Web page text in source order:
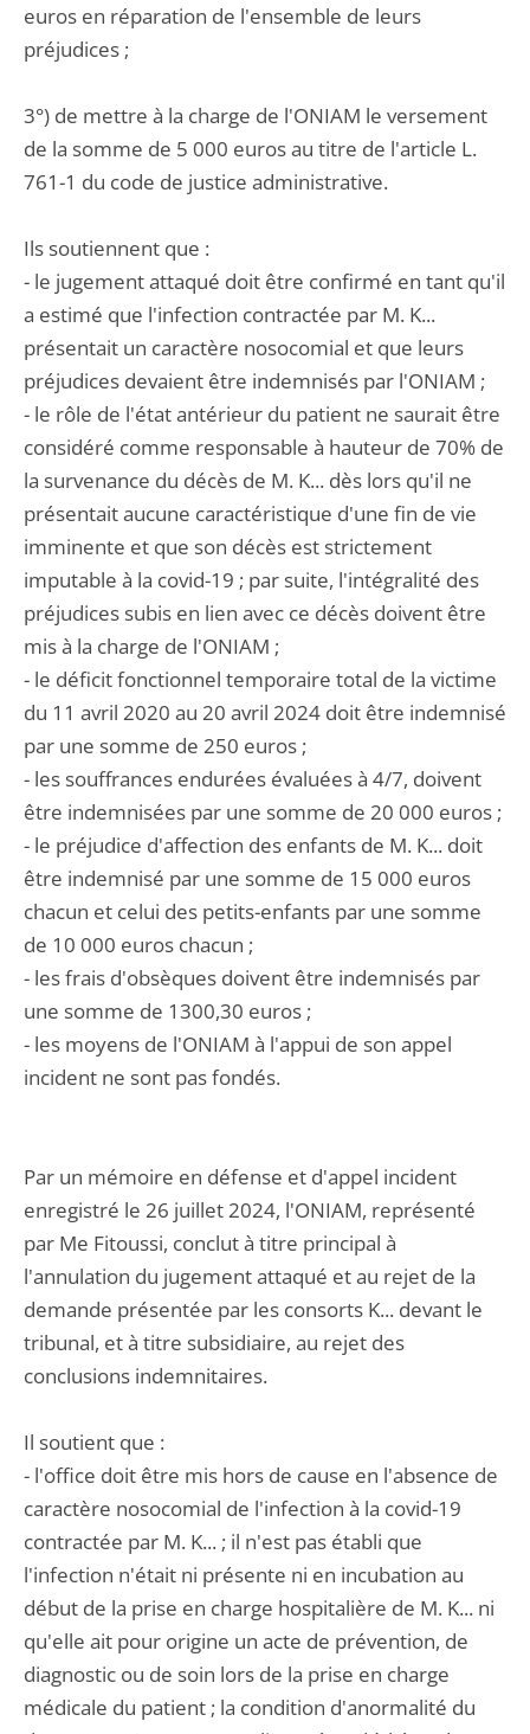
euros en réparation de l'ensemble de leurs
préjudices ;
3°) de mettre à la charge de l'ONIAM le versement
de la somme de 5 000 euros au titre de l'article L.
761-1 du code de justice administrative.
Ils soutiennent que :
- le jugement attaqué doit être confirmé en tant qu'il
a estimé que l'infection contractée par M. K...
présentait un caractère nosocomial et que leurs
préjudices devaient être indemnisés par l'ONIAM ;
- le rôle de l'état antérieur du patient ne saurait être
considéré comme responsable à hauteur de 70% de
la survenance du décès de M. K... dès lors qu'il ne
présentait aucune caractéristique d'une fin de vie
imminente et que son décès est strictement
imputable à la covid-19 ; par suite, l'intégralité des
préjudices subis en lien avec ce décès doivent être
mis à la charge de l'ONIAM ;
- le déficit fonctionnel temporaire total de la victime
du 11 avril 2020 au 20 avril 2024 doit être indemnisé
par une somme de 250 euros ;
- les souffrances endurées évaluées à 4/7, doivent
être indemnisées par une somme de 20 000 euros ;
- le préjudice d'affection des enfants de M. K... doit
être indemnisé par une somme de 15 000 euros
chacun et celui des petits-enfants par une somme
de 10 000 euros chacun ;
- les frais d'obsèques doivent être indemnisés par
une somme de 1300,30 euros ;
- les moyens de l'ONIAM à l'appui de son appel
incident ne sont pas fondés.
Par un mémoire en défense et d'appel incident
enregistré le 26 juillet 2024, l'ONIAM, représenté
par Me Fitoussi, conclut à titre principal à
l'annulation du jugement attaqué et au rejet de la
demande présentée par les consorts K... devant le
tribunal, et à titre subsidiaire, au rejet des
conclusions indemnitaires.
Il soutient que :
- l'office doit être mis hors de cause en l'absence de
caractère nosocomial de l'infection à la covid-19
contractée par M. K... ; il n'est pas établi que
l'infection n'était ni présente ni en incubation au
début de la prise en charge hospitalière de M. K... ni
qu'elle ait pour origine un acte de prévention, de
diagnostic ou de soin lors de la prise en charge
médicale du patient ; la condition d'anormalité du